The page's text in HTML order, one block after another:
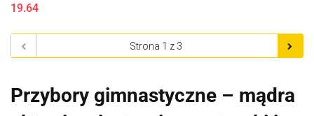
19.64
Przybory gimnastyczne – mądra